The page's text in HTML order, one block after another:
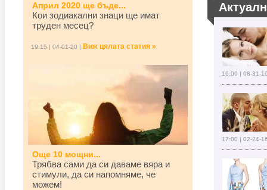
Април 2020 ще бъде...
Кои зодиакални знаци ще имат
труден месец?
19:15 | 04-01-20 | Виж цялата статия »
Още 10 мощни...
Трябва сами да си даваме вяра и
стимули, да си напомняме, че
можем!
16:00 | 08-31-
17:00 | 02-24-